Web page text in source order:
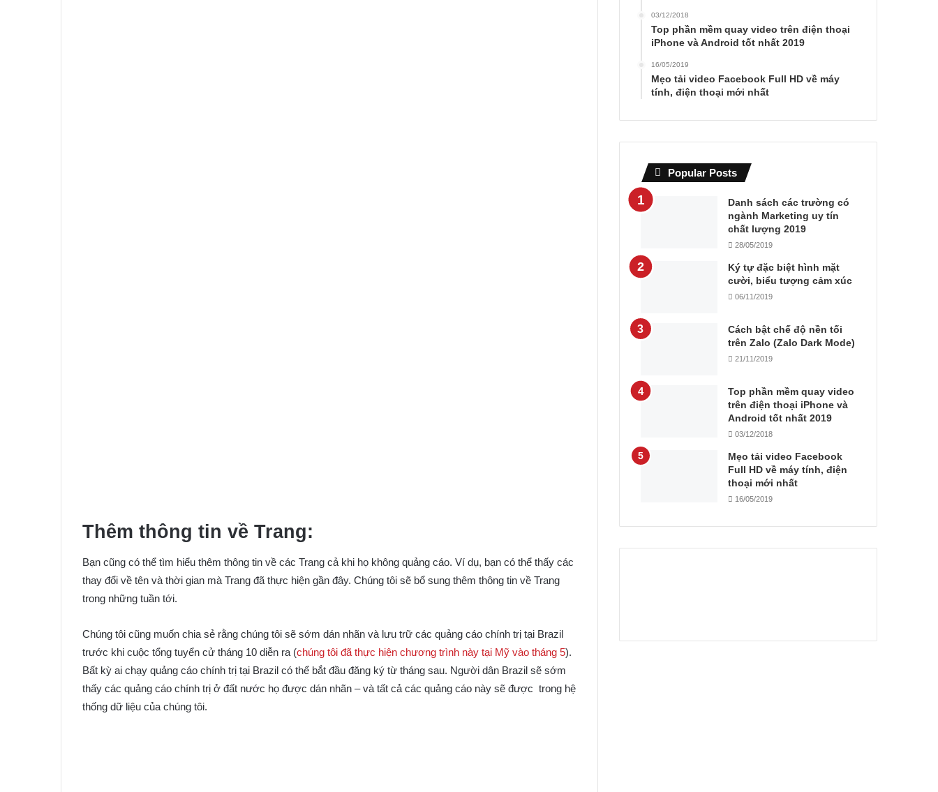
Thêm thông tin về Trang:
Bạn cũng có thể tìm hiểu thêm thông tin về các Trang cả khi họ không quảng cáo. Ví dụ, bạn có thể thấy các
thay đổi về tên và thời gian mà Trang đã thực hiện gần đây. Chúng tôi sẽ bổ sung thêm thông tin về Trang
trong những tuần tới.
Chúng tôi cũng muốn chia sẻ rằng chúng tôi sẽ sớm dán nhãn và lưu trữ các quảng cáo chính trị tại Brazil
trước khi cuộc tổng tuyển cử tháng 10 diễn ra (chúng tôi đã thực hiện chương trình này tại Mỹ vào tháng 5).
Bất kỳ ai chạy quảng cáo chính trị tại Brazil có thể bắt đầu đăng ký từ tháng sau. Người dân Brazil sẽ sớm
thấy các quảng cáo chính trị ở đất nước họ được dán nhãn – và tất cả các quảng cáo này sẽ được trong hệ
thống dữ liệu của chúng tôi.
03/12/2018
Top phần mềm quay video trên điện thoại
iPhone và Android tốt nhất 2019
16/05/2019
Mẹo tải video Facebook Full HD về máy
tính, điện thoại mới nhất
Popular Posts
Danh sách các trường có
ngành Marketing uy tín
chất lượng 2019
28/05/2019
Ký tự đặc biệt hình mặt
cười, biểu tượng cảm xúc
06/11/2019
Cách bật chế độ nền tối
trên Zalo (Zalo Dark Mode)
21/11/2019
Top phần mềm quay video
trên điện thoại iPhone và
Android tốt nhất 2019
03/12/2018
Mẹo tải video Facebook
Full HD về máy tính, điện
thoại mới nhất
16/05/2019